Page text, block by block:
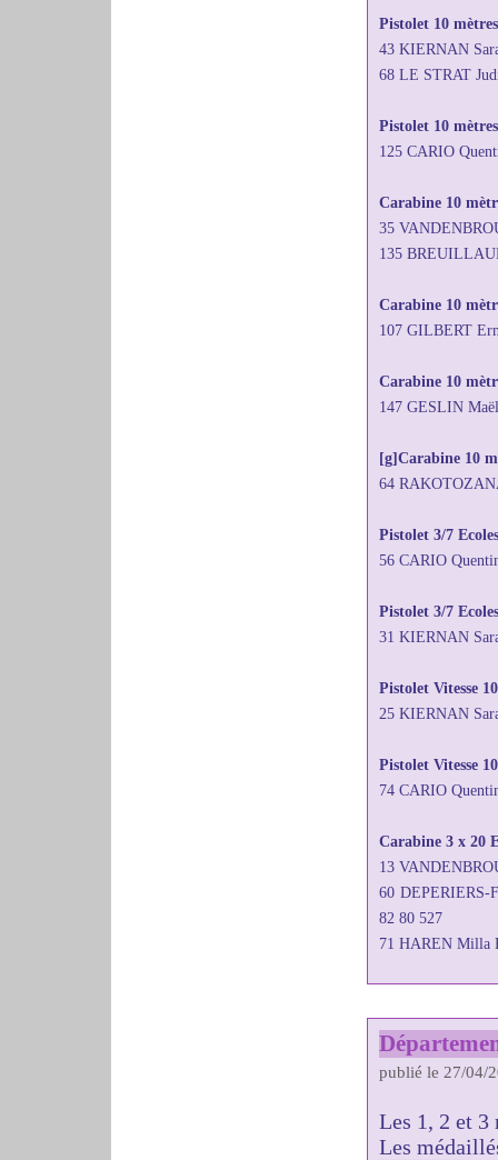
Pistolet 10
43 KIERNAN
68 LE STRAT
Pistolet 10
125 CARIO
Carabine 10
35
135
Carabine 10
107 GILBERT
Carabine 10
147 GESLIN
[g]Carabine 10
64
Pistolet 3/7
56 CARIO
Pistolet 3/7
31 KIERNAN
Pistolet Vitesse
25 KIERNAN
Pistolet Vitesse
74 CARIO
Carabine 3 x 20
13
60 DEPERIERS-
82 80 527
71 HAREN Milla
publié le 27/04/
Les 1, 2 et 3
Les